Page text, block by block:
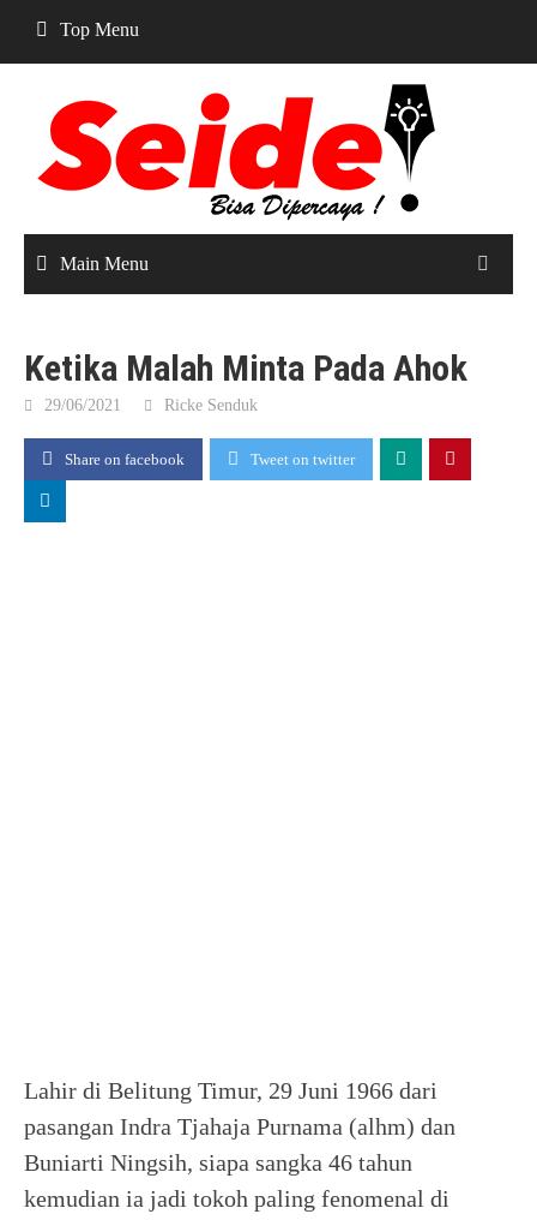
content
Top Menu
Main Menu
Ketika Malah Minta Pada Ahok
29/06/2021 Ricke Senduk
Share on facebook Tweet on twitter
Lahir di Belitung Timur, 29 Juni 1966 dari
pasangan Indra Tjahaja Purnama (alhm) dan
Buniarti Ningsih, siapa sangka 46 tahun
kemudian ia jadi tokoh paling fenomenal di